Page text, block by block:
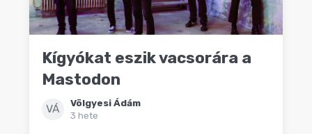
Kígyókat eszik vacsorára a
Mastodon
VÁ
Völgyesi Ádám
3 hete